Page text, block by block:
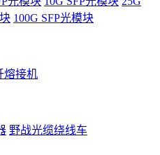
100G SFP光模块
熔接机
野战光缆绕线车